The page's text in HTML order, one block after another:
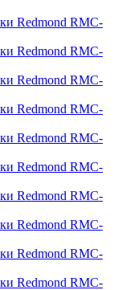
Redmond RMC-
Redmond RMC-
Redmond RMC-
Redmond RMC-
Redmond RMC-
Redmond RMC-
Redmond RMC-
Redmond RMC-
Redmond RMC-
Redmond RMC-